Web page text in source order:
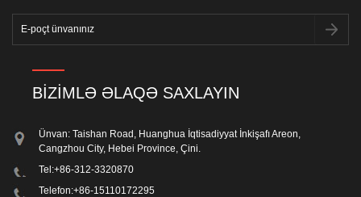
BIZIMLƏ ƏLAQƏ SAXLAYIN
Ünvan: Taishan Road, Huanghua İqtisadiyyat İnkişafı Areon,
Cangzhou City, Hebei Province, Çini.
Tel:+86-312-3320870
Telefon:+86-15110172295